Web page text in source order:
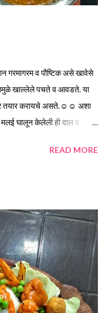
गरमागरम व पौष्टिक असे खावेसे
खाल्लेले पचते व आवडते. या
तयार करायचे असते.☺️☺️ अशा
घालून केलेली ही दाल व
बघूया अमृतसरी दाल
*आमचूर पावडर... एक टीस्पून
*साजूक तूप... एक टेबलस्पून
चिरून... एक टेबलस्पून कृती...
*नंतर त...
READ MORE